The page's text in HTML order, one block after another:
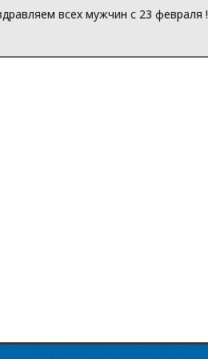
всех мужчин с 23 февраля !